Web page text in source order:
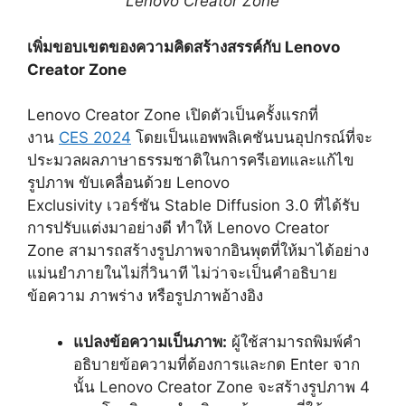
เพิ่มขอบเขตของความคิดสร้างสรรค์กับ Lenovo
Creator Zone
Lenovo Creator Zone เปิดตัวเป็นครั้งแรกที่
งาน CES 2024 โดยเป็นแอพพลิเคชันบนอุปกรณ์ที่จะ
ประมวลผลภาษาธรรมชาติในการครีเอทและแก้ไข
รูปภาพ ขับเคลื่อนด้วย Lenovo
Exclusivity เวอร์ชัน Stable Diffusion 3.0 ที่ได้รับ
การปรับแต่งมาอย่างดี ทำให้ Lenovo Creator
Zone สามารถสร้างรูปภาพจากอินพุตที่ให้มาได้อย่าง
แม่นยำภายในไม่กี่วินาที ไม่ว่าจะเป็นคำอธิบาย
ข้อความ ภาพร่าง หรือรูปภาพอ้างอิง
แปลงข้อความเป็นภาพ: ผู้ใช้สามารถพิมพ์คำ
อธิบายข้อความที่ต้องการและกด Enter จาก
นั้น Lenovo Creator Zone จะสร้างรูปภาพ 4